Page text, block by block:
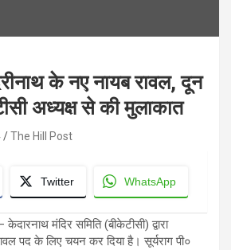
के नए नायब रावल, दून
अध्यक्ष से की मुलाकात
The Hill Post
Twitter WhatsApp
मंदिर समिति (बीकेटीसी) द्वारा
पद के लिए चयन कर दिया है। सूर्यराग पी०